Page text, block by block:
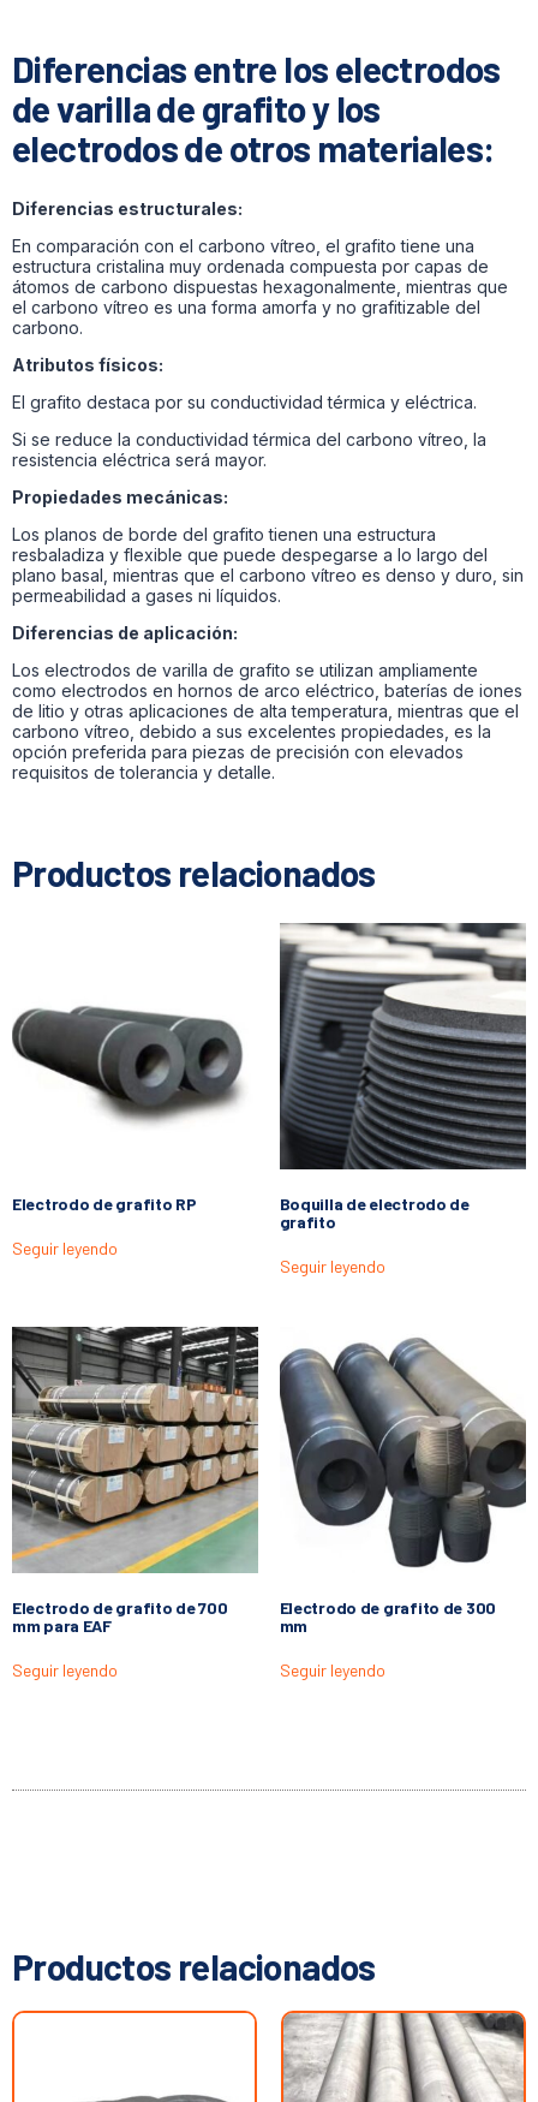
Diferencias entre los electrodos
de varilla de grafito y los
electrodos de otros materiales:
Diferencias estructurales:
En comparación con el carbono vítreo, el grafito tiene una
estructura cristalina muy ordenada compuesta por capas de
átomos de carbono dispuestas hexagonalmente, mientras que
el carbono vítreo es una forma amorfa y no grafitizable del
carbono.
Atributos físicos:
El grafito destaca por su conductividad térmica y eléctrica.
Si se reduce la conductividad térmica del carbono vítreo, la
resistencia eléctrica será mayor.
Propiedades mecánicas:
Los planos de borde del grafito tienen una estructura
resbaladiza y flexible que puede despegarse a lo largo del
plano basal, mientras que el carbono vítreo es denso y duro, sin
permeabilidad a gases ni líquidos.
Diferencias de aplicación:
Los electrodos de varilla de grafito se utilizan ampliamente
como electrodos en hornos de arco eléctrico, baterías de iones
de litio y otras aplicaciones de alta temperatura, mientras que el
carbono vítreo, debido a sus excelentes propiedades, es la
opción preferida para piezas de precisión con elevados
requisitos de tolerancia y detalle.
Productos relacionados
Electrodo de grafito RP
Seguir leyendo
Boquilla de electrodo de
grafito
Seguir leyendo
Electrodo de grafito de 700
mm para EAF
Seguir leyendo
Electrodo de grafito de 300
mm
Seguir leyendo
Productos relacionados